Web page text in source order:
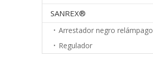
SANREX®
Arrestador negro relámpago
Regulador